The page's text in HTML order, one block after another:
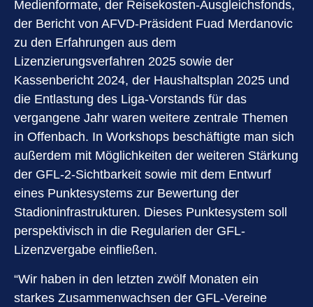
Medienformate, der Reisekosten-Ausgleichsfonds,
der Bericht von AFVD-Präsident Fuad Merdanovic
zu den Erfahrungen aus dem
Lizenzierungsverfahren 2025 sowie der
Kassenbericht 2024, der Haushaltsplan 2025 und
die Entlastung des Liga-Vorstands für das
vergangene Jahr waren weitere zentrale Themen
in Offenbach. In Workshops beschäftigte man sich
außerdem mit Möglichkeiten der weiteren Stärkung
der GFL-2-Sichtbarkeit sowie mit dem Entwurf
eines Punktesystems zur Bewertung der
Stadioninfrastrukturen. Dieses Punktesystem soll
perspektivisch in die Regularien der GFL-
Lizenzvergabe einfließen.
“Wir haben in den letzten zwölf Monaten ein
starkes Zusammenwachsen der GFL-Vereine